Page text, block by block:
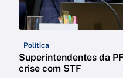
Política
Superintendentes da
crise com STF